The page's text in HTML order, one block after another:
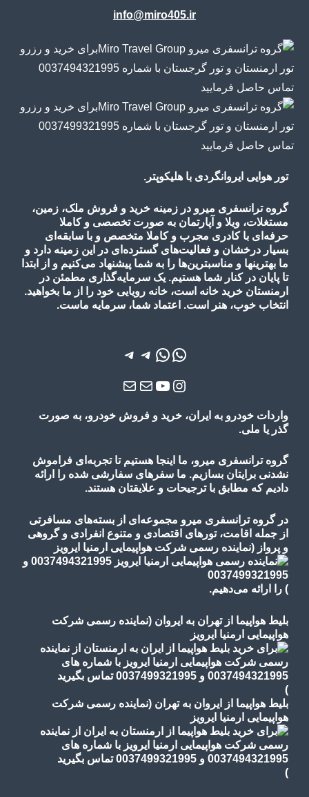
info@miro405.ir
تور هوایی ایروانگردی با هلیکوپتر.
گروه ترانسفری میرو در زمینه خرید و فروش ملک، زمین،
مستغلات، ویلا و آپارتمان به صورت تخصصی و کاملا
حرفه‌ای با کادری مجرب و کاملا متخصص و با سابقه‌ای
بسیار درخشان و فعالیت‌های گسترده‌ای در این زمینه دارد و
ما بهترینها و مناسبترین‌ها را به شما پیشنهاد می‌کنیم و از ابتدا
تا پایان در کنار شما هستیم. یک سرمایه‌گذاری مطمئن در
ارمنستان خرید خانه است، خانه رویایی خود را از ما بخواهید.
انتخاب خوب، هنر است. اعتماد شما، سرمایه ماست.
واتس‌اپ
واتس‌اپ
تلگرامتلگرام
اینستاگرم
یوتیوب
ایمیلایمیل
واردات خودرو به ایران، خرید و فروش خودرو، به صورت
گذر یا ملی.
گروه ترانسفری میرو، ما اینجا هستیم تا تجربه‌ای فراموش
نشدنی برایتان بسازیم. ما سفرهای سفارشی شده را ارائه
دادیم که مطابق با ترجیحات و علایقتان هستند.
در گروه ترانسفری میرو مجموعه‌ای از بسته‌های مسافرتی
از جمله اقامت، تورهای اقتصادی و متنوع انفرادی و گروهی
و پرواز (نماینده رسمی شرکت هواپیمایی ارمنیا ایرویز
) را ارائه می‌دهیم.
بلیط هواپیما از تهران به ایروان (نماینده رسمی شرکت
هواپیمایی ارمنیا ایرویز
)
بلیط هواپیما از ایروان به تهران (نماینده رسمی شرکت
هواپیمایی ارمنیا ایرویز
)